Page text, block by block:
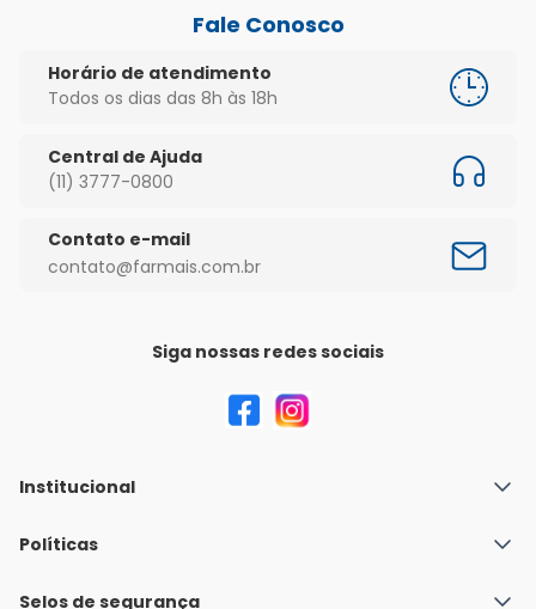
Fale Conosco
Horário de atendimento
Todos os dias das 8h às 18h
Central de Ajuda
(11) 3777-0800
Contato e-mail
contato@farmais.com.br
Siga nossas redes sociais
Institucional
Quem Somos
Políticas
Política de Envio
Selos de segurança